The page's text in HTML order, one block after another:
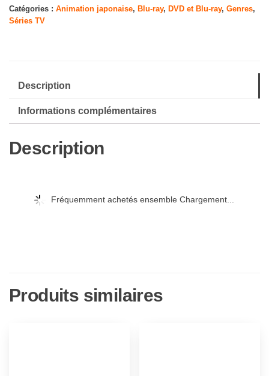
Complete
Edition-
Ray]
[Import]
Catégories : Animation japonaise, Blu-ray, DVD et Blu-ray, Genres,
Séries TV
Description
Informations complémentaires
Description
Fréquemment achetés ensemble Chargement...
Produits similaires